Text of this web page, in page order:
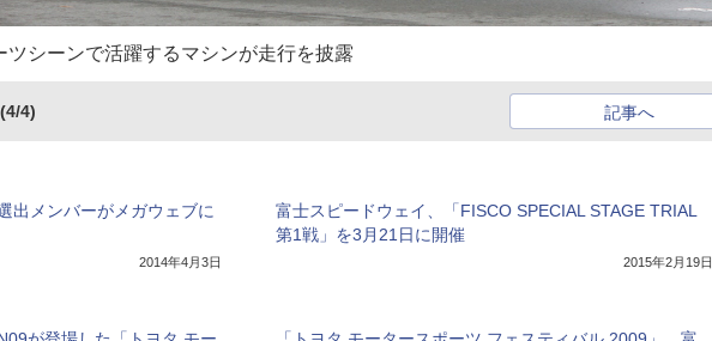
ツシーンで活躍するマシンが走行を披露
(4/4) 記事へ
出メンバーがメガウェブに
2014年4月3日
富士スピードウェイ、「FISCO SPECIAL STAGE TRIAL
第1戦」を3月21日に開催
2015年2月19日